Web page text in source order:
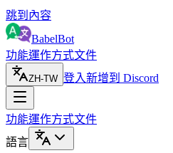
跳到內容
BabelBot
功能運作方式文件
ZH-TW 登入新增到 Discord
功能運作方式文件
語言